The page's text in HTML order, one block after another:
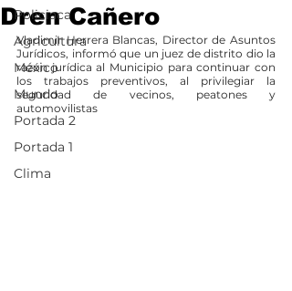
Policiaca
Agricultura
México
Mundo
Portada 2
Portada 1
Clima
Dren Cañero
Vladimir Herrera Blancas, Director de Asuntos
Jurídicos, informó que un juez de distrito dio la
razón jurídica al Municipio para continuar con
los trabajos preventivos, al privilegiar la
seguridad de vecinos, peatones y
automovilistas